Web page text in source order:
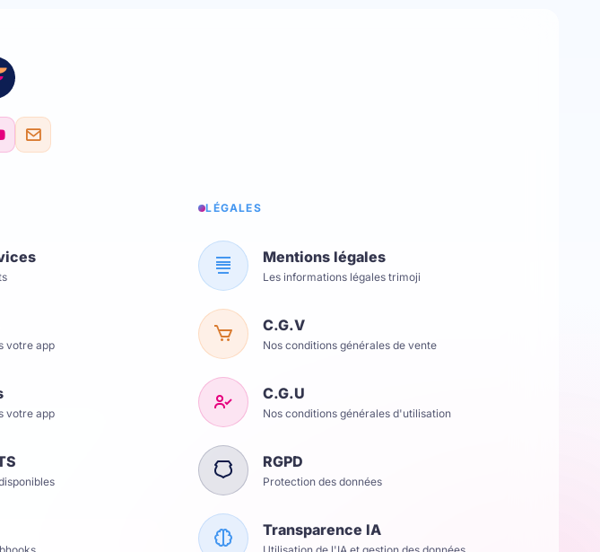
votre app
votre app
LÉGALES
Mentions légales
Les informations légales trimoji
C.G.V
Nos conditions générales de vente
C.G.U
Nos conditions générales d'utilisation
RGPD
Protection des données
Transparence IA